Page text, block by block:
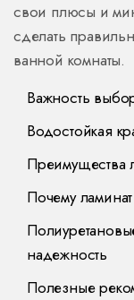
свои плюсы и
сделать
ванной комнаты.
Важность
Водостойкая
Преимущества
Почему
надежность
Полезные